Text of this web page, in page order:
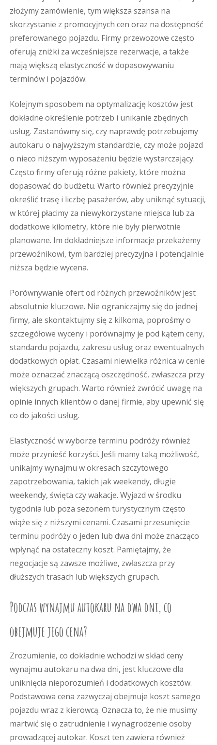
złożymy zamówienie, tym większa szansa na
skorzystanie z promocyjnych cen oraz na dostępność
preferowanego pojazdu. Firmy przewozowe często
oferują zniżki za wcześniejsze rezerwacje, a także
mają większą elastyczność w dopasowywaniu
terminów i pojazdów.
Kolejnym sposobem na optymalizację kosztów jest
dokładne określenie potrzeb i unikanie zbędnych
usług. Zastanówmy się, czy naprawdę potrzebujemy
autokaru o najwyższym standardzie, czy może pojazd
o nieco niższym wyposażeniu będzie wystarczający.
Często firmy oferują różne pakiety, które można
dopasować do budżetu. Warto również precyzyjnie
określić trasę i liczbę pasażerów, aby uniknąć sytuacji,
w której płacimy za niewykorzystane miejsca lub za
dodatkowe kilometry, które nie były pierwotnie
planowane. Im dokładniejsze informacje przekażemy
przewoźnikowi, tym bardziej precyzyjna i potencjalnie
niższa będzie wycena.
Porównywanie ofert od różnych przewoźników jest
absolutnie kluczowe. Nie ograniczajmy się do jednej
firmy, ale skontaktujmy się z kilkoma, poprośmy o
szczegółowe wyceny i porównajmy je pod kątem ceny,
standardu pojazdu, zakresu usług oraz ewentualnych
dodatkowych opłat. Czasami niewielka różnica w cenie
może oznaczać znaczącą oszczędność, zwłaszcza przy
większych grupach. Warto również zwrócić uwagę na
opinie innych klientów o danej firmie, aby upewnić się
co do jakości usług.
Elastyczność w wyborze terminu podróży również
może przynieść korzyści. Jeśli mamy taką możliwość,
unikajmy wynajmu w okresach szczytowego
zapotrzebowania, takich jak weekendy, długie
weekendy, święta czy wakacje. Wyjazd w środku
tygodnia lub poza sezonem turystycznym często
wiąże się z niższymi cenami. Czasami przesunięcie
terminu podróży o jeden lub dwa dni może znacząco
wpłynąć na ostateczny koszt. Pamiętajmy, że
negocjacje są zawsze możliwe, zwłaszcza przy
dłuższych trasach lub większych grupach.
Podczas wynajmu autokaru na dwa dni, co
obejmuje jego cena?
Zrozumienie, co dokładnie wchodzi w skład ceny
wynajmu autokaru na dwa dni, jest kluczowe dla
uniknięcia nieporozumień i dodatkowych kosztów.
Podstawowa cena zazwyczaj obejmuje koszt samego
pojazdu wraz z kierowcą. Oznacza to, że nie musimy
martwić się o zatrudnienie i wynagrodzenie osoby
prowadzącej autokar. Koszt ten zawiera również